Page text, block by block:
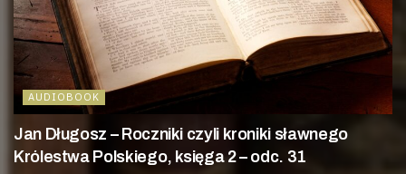
AUDIOBOOK
Jan Długosz – Roczniki czyli kroniki sławnego
Królestwa Polskiego, księga 2 – odc. 31